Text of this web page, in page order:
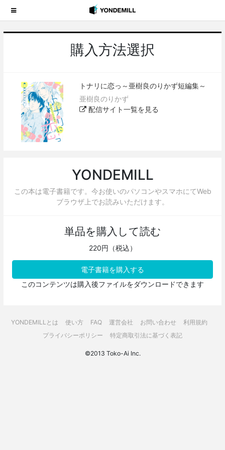
購入方法選択
トナリに恋っ～亜樹良のりかず短編集～
亜樹良のりかず
配信サイト一覧を見る
YONDEMILL
この本は電子書籍です。今お使いのパソコンやスマホにてWeb
ブラウザ上でお読みいただけます。
単品を購入して読む
220円（税込）
電子書籍を購入する
このコンテンツは購入後ファイルをダウンロードできます
YONDEMILLとは 使い方 FAQ 運営会社 お問い合わせ
利用規約
プライバシーポリシー
特定商取引法に基づく表記
©2013 Toko-Ai Inc.